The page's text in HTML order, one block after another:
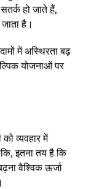
हो जाते हैं,
है।
में अस्थिरता बढ़
योजनाओं पर
व्यवहार में
इतना तय है कि
वैश्विक ऊर्जा